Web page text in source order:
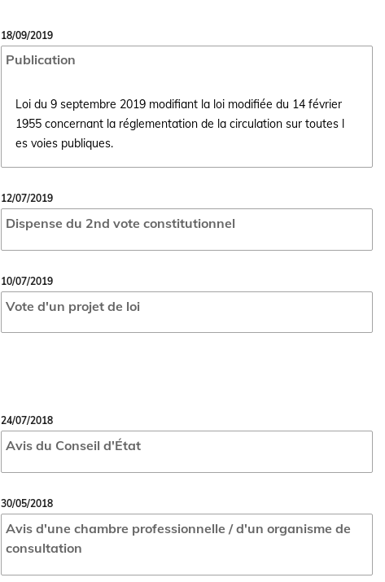
18/09/2019
Publication
Loi du 9 septembre 2019 modifiant la loi modifiée du 14 février
1955 concernant la réglementation de la circulation sur toutes l
es voies publiques.
Ouvrir le document Loi du 9 septembre 2019 modifiant la loi modifiée
12/07/2019
Dispense du 2nd vote constitutionnel
10/07/2019
Vote d'un projet de loi
24/07/2018
Avis du Conseil d'État
30/05/2018
Avis d'une chambre professionnelle / d'un organisme de
consultation